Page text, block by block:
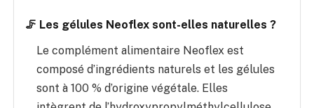
🦵 Les gélules Neoflex sont-elles naturelles ?
Le complément alimentaire Neoflex est
composé d’ingrédients naturels et les gélules
sont à 100 % d’origine végétale. Elles